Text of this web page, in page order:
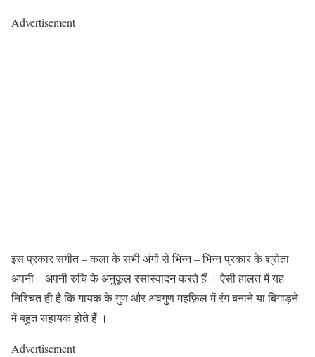
Advertisement
इस प्रकार संगीत – कला के सभी अंगों से भिन्न – भिन्न प्रकार के श्रोता
अपनी – अपनी रुचि के अनुकूल रसास्वादन करते हैं । ऐसी हालत में यह
निश्चित ही है कि गायक के गुण और अवगुण महफ़िल में रंग बनाने या बिगाड़ने
में बहुत सहायक होते हैं ।
Advertisement